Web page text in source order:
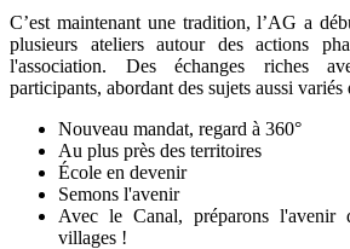
C’est maintenant une tradition, l’AG a
plusieurs ateliers autour des actions
l'association. Des échanges riches
participants, abordant des sujets aussi variés
Nouveau mandat, regard à 360°
Au plus près des territoires
École en devenir
Semons l'avenir
Avec le Canal, préparons l'avenir
villages !